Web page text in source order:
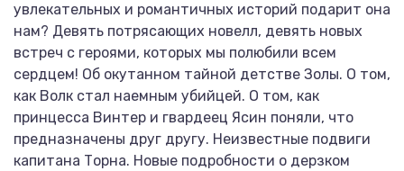
увлекательных и романтичных историй подарит она
нам? Девять потрясающих новелл, девять новых
встреч с героями, которых мы полюбили всем
сердцем! Об окутанном тайной детстве Золы. О том,
как Волк стал наемным убийцей. О том, как
принцесса Винтер и гвардеец Ясин поняли, что
предназначены друг другу. Неизвестные подвиги
капитана Торна. Новые подробности о дерзком